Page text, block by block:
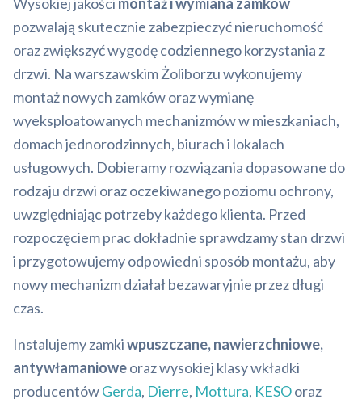
pozwalają skutecznie zabezpieczyć nieruchomość
oraz zwiększyć wygodę codziennego korzystania z
drzwi. Na warszawskim Żoliborzu wykonujemy
montaż nowych zamków oraz wymianę
wyeksploatowanych mechanizmów w mieszkaniach,
domach jednorodzinnych, biurach i lokalach
usługowych. Dobieramy rozwiązania dopasowane do
rodzaju drzwi oraz oczekiwanego poziomu ochrony,
uwzględniając potrzeby każdego klienta. Przed
rozpoczęciem prac dokładnie sprawdzamy stan drzwi
i przygotowujemy odpowiedni sposób montażu, aby
nowy mechanizm działał bezawaryjnie przez długi
czas.
Instalujemy zamkiwpuszczane, nawierzchniowe,
antywłamanioweoraz wysokiej klasy wkładki
producentówGerda, Dierre, Mottura, KESOoraz